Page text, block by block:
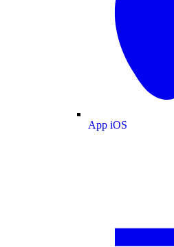
App iOS